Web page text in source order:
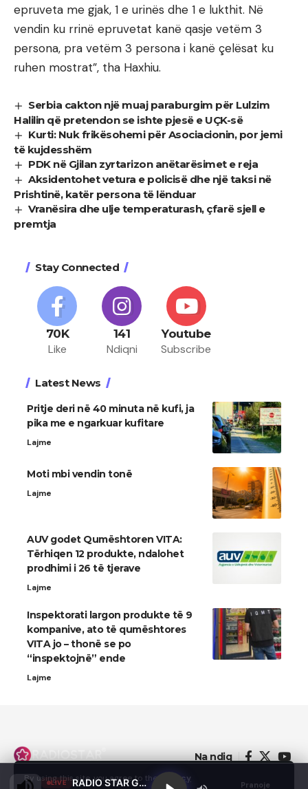
By using this site, you agree to the Privacy
Pranoje
epruveta me gjak, 1 e urinës dhe 1 e lukthit. Në
vendin ku rrinë epruvetat kanë qasje vetëm 3
persona, pra vetëm 3 persona i kanë çelësat ku
ruhen mostrat”, tha Haxhiu.
Serbia cakton një muaj paraburgim për Lulzim
Halilin që pretendon se ishte pjesë e UÇK-së
Kurti: Nuk frikësohemi për Asociacionin, por jemi
të kujdesshëm
PDK në Gjilan zyrtarizon anëtarësimet e reja
Aksidentohet vetura e policisë dhe një taksi në
Prishtinë, katër persona të lënduar
Vranësira dhe ulje temperaturash, çfarë sjell e
premtja
Stay Connected
70K
Like
141
Ndiqni
Youtube
Subscribe
Latest News
Pritje deri në 40 minuta në kufi, ja
pika me e ngarkuar kufitare
Lajme
Moti mbi vendin tonë
Lajme
AUV godet Qumështoren VITA:
Tërhiqen 12 produkte, ndalohet
prodhimi i 26 të tjerave
Lajme
Inspektorati largon produkte të 9
kompanive, ato të qumështores
VITA jo – thonë se po
“inspektojnë” ende
Lajme
Na ndiq
LIVE RADIO STAR GJILAN